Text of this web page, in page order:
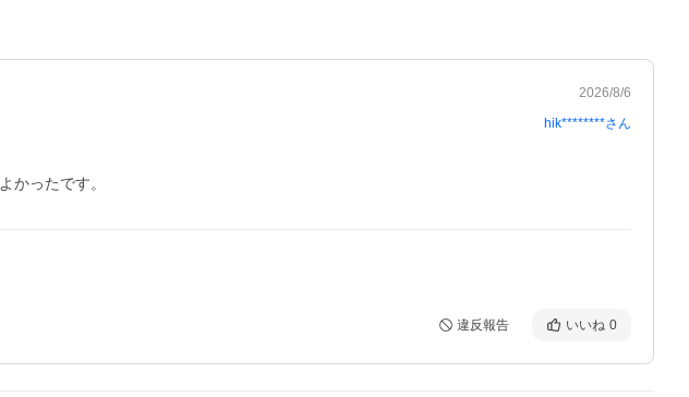
2026/8/6
hik********さん
かったです。
違反報告 いいね 0